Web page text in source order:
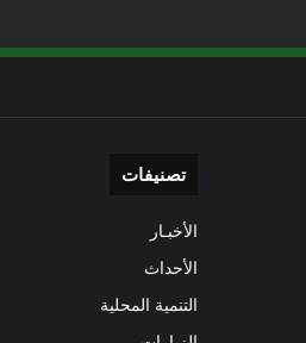
تصنيفات
الأخبـار
الأحداث
التنمية المحلية